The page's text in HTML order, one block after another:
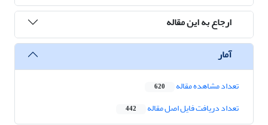
ارجاع به این مقاله
آمار
تعداد مشاهده مقاله 620
تعداد دریافت فایل اصل مقاله 442